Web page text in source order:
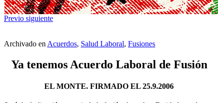
Previo siguiente
Archivado enAcuerdos, Salud Laboral, Fusiones
Ya tenemos Acuerdo Laboral de Fusión
EL MONTE. FIRMADO EL 25.9.2006